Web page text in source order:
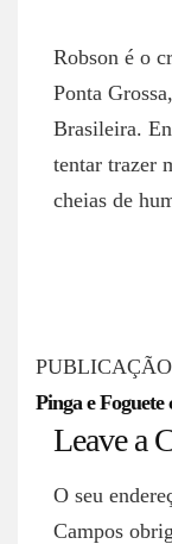
Robson é o
Ponta
Brasileira.
tentar trazer
cheias de
P
o
Pinga e
Leave a
O seu
Campos